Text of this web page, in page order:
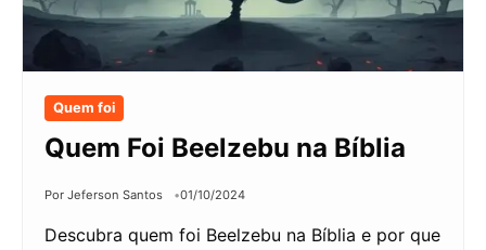
Quem foi
Quem Foi Beelzebu na Bíblia
Por Jeferson Santos 01/10/2024
Descubra quem foi Beelzebu na Bíblia e por que